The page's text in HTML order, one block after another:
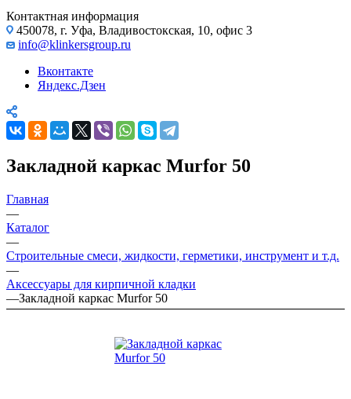
Контактная информация
450078, г. Уфа, Владивостокская, 10, офис 3
info@klinkersgroup.ru
Вконтакте
Яндекс.Дзен
Закладной каркас Murfor 50
Главная
—
Каталог
—
Строительные смеси, жидкости, герметики, инструмент и т.д.
—
Аксессуары для кирпичной кладки
—Закладной каркас Murfor 50